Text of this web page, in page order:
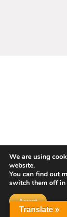
Translate »
We are using
website.
You can find out
switch them off in
Accept